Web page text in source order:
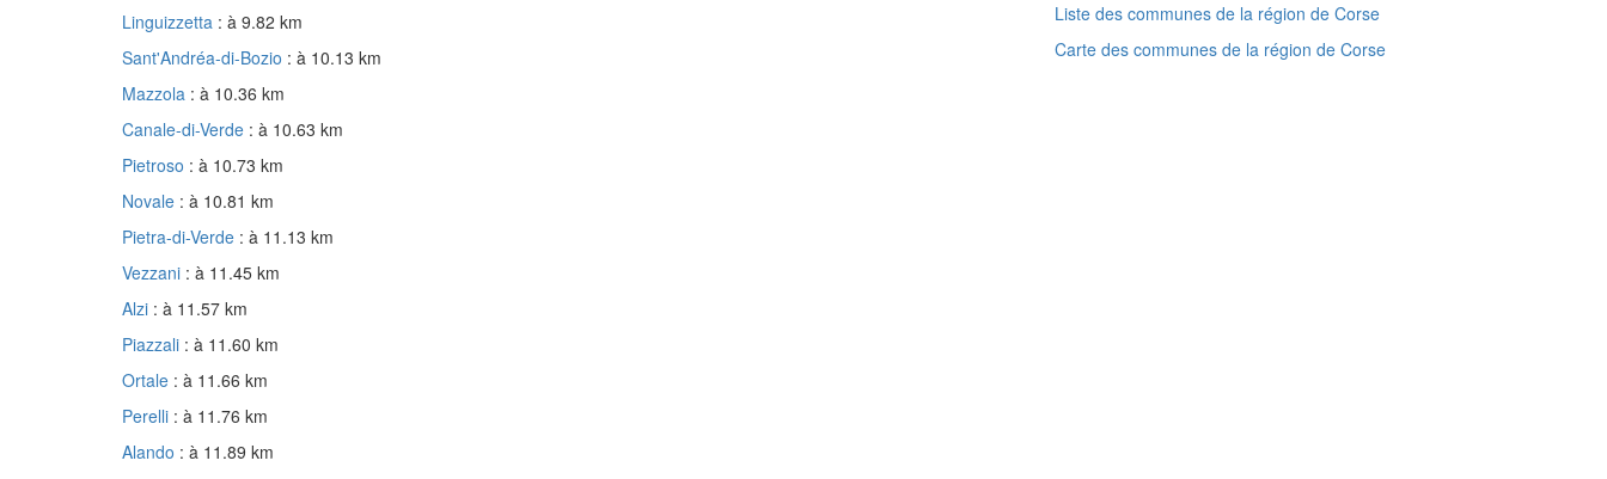
Linguizzetta : à 9.82 km
Sant'Andréa-di-Bozio : à 10.13 km
Mazzola : à 10.36 km
Canale-di-Verde : à 10.63 km
Pietroso : à 10.73 km
Novale : à 10.81 km
Pietra-di-Verde : à 11.13 km
Vezzani : à 11.45 km
Alzi : à 11.57 km
Piazzali : à 11.60 km
Ortale : à 11.66 km
Perelli : à 11.76 km
Alando : à 11.89 km
Liste des communes de la région de Corse
Carte des communes de la région de Corse